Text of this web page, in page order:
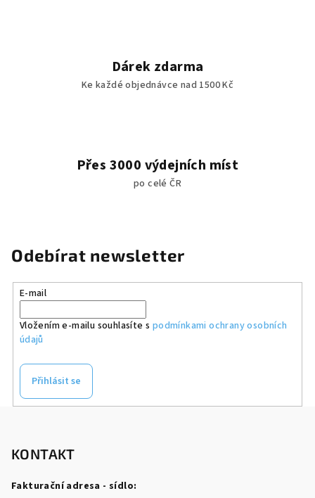
i
s
Dárek zdarma
Ke každé objednávce nad 1500 Kč
Přes 3000 výdejních míst
po celé ČR
Odebírat newsletter
E-mail
Vložením e-mailu souhlasíte s podmínkami ochrany osobních
údajů
Přihlásit se
KONTAKT
Fakturační adresa - sídlo: